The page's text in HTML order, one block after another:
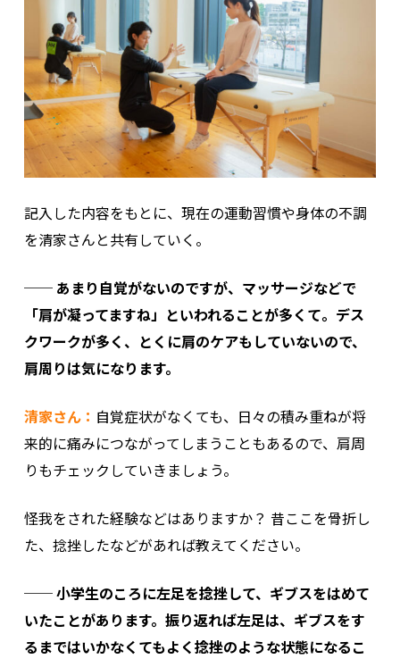
記入した内容をもとに、現在の運動習慣や身体の不調
を清家さんと共有していく。
── あまり自覚がないのですが、マッサージなどで
「肩が凝ってますね」といわれることが多くて。デス
クワークが多く、とくに肩のケアもしていないので、
肩周りは気になります。
清家さん： 自覚症状がなくても、日々の積み重ねが将
来的に痛みにつながってしまうこともあるので、肩周
りもチェックしていきましょう。
怪我をされた経験などはありますか？ 昔ここを骨折し
た、捻挫したなどがあれば教えてください。
── 小学生のころに左足を捻挫して、ギブスをはめて
いたことがあります。振り返れば左足は、ギブスをす
るまではいかなくてもよく捻挫のような状態になるこ